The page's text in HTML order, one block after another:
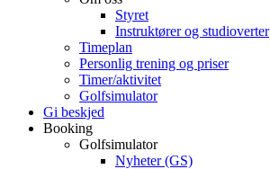
Styret
Instruktører og studioverter
Timeplan
Personlig trening og priser
Timer/aktivitet
Golfsimulator
Gi beskjed
Booking
Golfsimulator
Nyheter (GS)